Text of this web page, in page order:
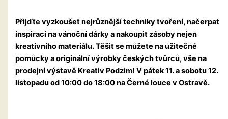
Přijďte vyzkoušet nejrůznější techniky tvoření, načerpat
inspiraci na vánoční dárky a nakoupit zásoby nejen
kreativního materiálu. Těšit se můžete na užitečné
pomůcky a originální výrobky českých tvůrců, vše na
prodejní výstavě Kreativ Podzim! Vpátek 11. a sobotu 12.
listopadu od 10:00 do 18:00 na Černé louce vOstravě.